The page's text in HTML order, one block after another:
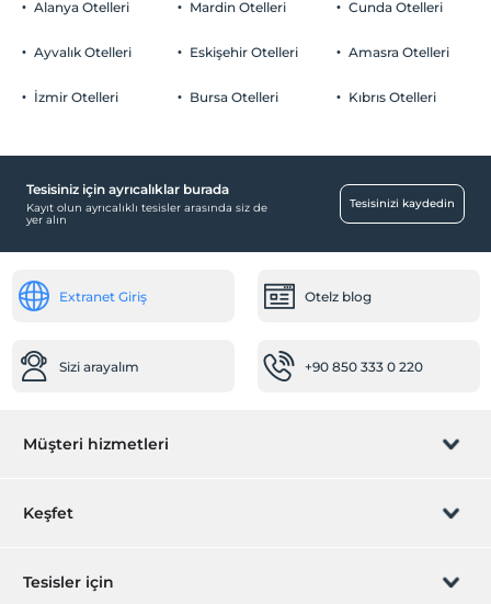
Otopark (Tesis disinda)
Kahvaltı Salonu
Aktiviteler
Çocuk karyolası
Hastaneye kolay ulaşım (15 dakika)
Klima
Çalışma Alanları
Alanya Otelleri
Ayvalık Otelleri
İzmir Otelleri
Mardin Otelleri
Eskişehir Otelleri
Bursa Otelleri
Cunda Otelleri
Amasra Otelleri
Kıbrıs Otelleri
Tesisiniz için ayrıcalıklar burada
Kayıt olun ayrıcalıklı tesisler arasında siz de
yer alın
Tesisinizi kaydedin
Extranet Giriş Otelz blog
Sizi arayalım +90 850 333 0 220
Müşteri hizmetleri
Rezervasyon yönet
Keşfet
Hediye Kart
Tesisler için